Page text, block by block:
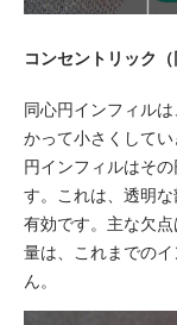
コンセントリック（
同心円インフィル
かって小さくして
円インフィルはそ
す。これは、透明
有効です。主な欠
量は、これまでの
ん。